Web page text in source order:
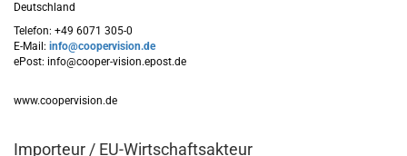
Deutschland
Telefon: +49 6071 305-0
E-Mail: info@coopervision.de
ePost: info@cooper-vision.epost.de
www.coopervision.de
Importeur / EU-Wirtschaftsakteur